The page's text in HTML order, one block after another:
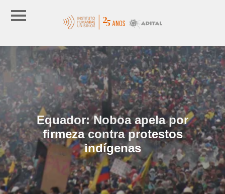
Equador: Noboa apela por
firmeza contra protestos
indígenas